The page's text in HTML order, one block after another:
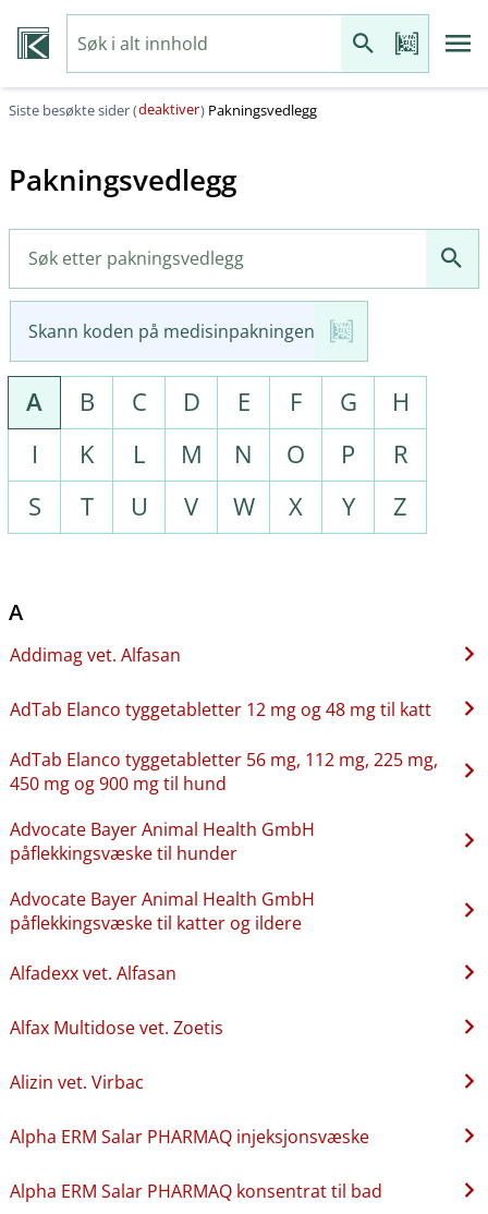
Siste besøkte sider (deaktiver) Pakningsvedlegg
Pakningsvedlegg
Skann koden på medisinpakningen
A B C D E F G
H
I
K L M N O P
R
S
T U V W X Y Z
A
Addimag vet. Alfasan
AdTab Elanco tyggetabletter 12 mg og 48 mg til katt
AdTab Elanco tyggetabletter 56 mg, 112 mg, 225 mg,
450 mg og 900 mg til hund
Advocate Bayer Animal Health GmbH
påflekkingsvæske til hunder
Advocate Bayer Animal Health GmbH
påflekkingsvæske til katter og ildere
Alfadexx vet. Alfasan
Alfax Multidose vet. Zoetis
Alizin vet. Virbac
Alpha ERM Salar PHARMAQ injeksjonsvæske
Alpha ERM Salar PHARMAQ konsentrat til bad